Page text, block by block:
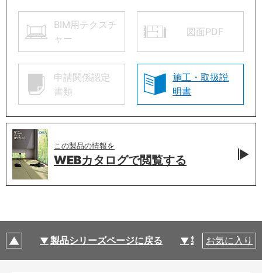
BIM用テクスチ
ャー
図面PDF
申請関係認定
書類
施工・取扱説
明書
この製品の情報を
WEBカタログで閲覧する
製品シリーズページに戻る 製品仕様
お気に入り